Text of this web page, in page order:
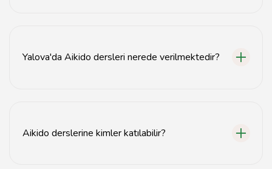
Yalova'da Aikido dersleri nerede verilmektedir?
Aikido derslerine kimler katılabilir?